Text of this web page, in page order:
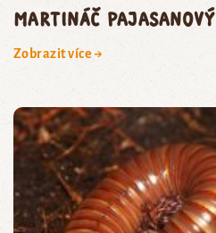
martináč pajasanový
Zobrazit více →